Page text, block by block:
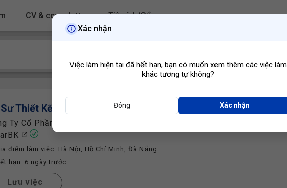
CV & cover letter Tiện ích/Cẩm nang
Thiết Kế
Ty Cổ Phần Đầu Tư & Phát Triển Năng Lượng Mặt Trời Bách Khoa
điểm làm việc: Hà Nội , Hồ Chí Minh , Đà Nẵng
hạn: 6 ngày trước
Lưu việc
Xác nhận
Việc làm hiện tại đã hết hạn, bạn có muốn xem thêm các việc làm
khác tương tự không?
Đóng Xác nhận